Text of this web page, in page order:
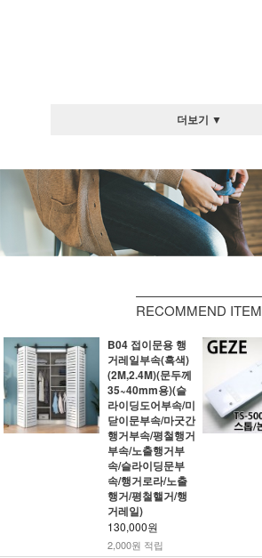
더보기 ▼
RECOMMEND ITEM
B04 접이문용 행
거레일부속(흑색)
(2M,2.4M)(문두께
35~40mm용)(슬
라이딩도어부속/미
닫이문부속/마굿간
행거부속/평철행거
부속/노출행거부
속/슬라이딩문부
속/행거로라/노출
행거/평철핼거/행
거레일)
130,000원
2,000원 적립